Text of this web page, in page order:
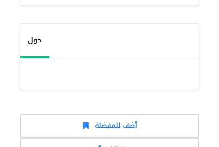
حول
أضف للمفضلة